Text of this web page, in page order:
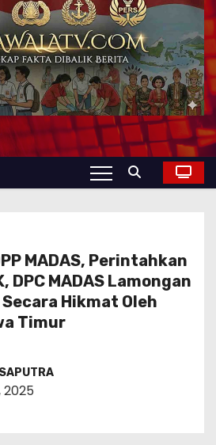
MADAS, Perintahkan
DPC MADAS Lamongan
Hikmat Oleh
Timur
2025